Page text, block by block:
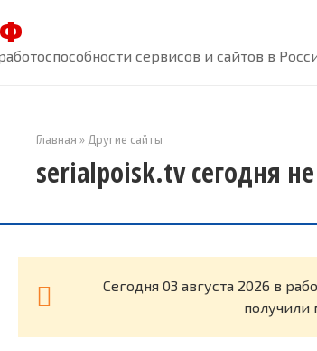
сервисов и сайтов в
Главная » Другие сайты
serialpoisk.tv сегодня не
Cегодня 03 августа 2026 в
получили